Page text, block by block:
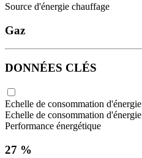
Source d'énergie chauffage
Gaz
DONNÉES CLÉS
Echelle de consommation d'énergie
Echelle de consommation d'énergie
Performance énergétique
27 %